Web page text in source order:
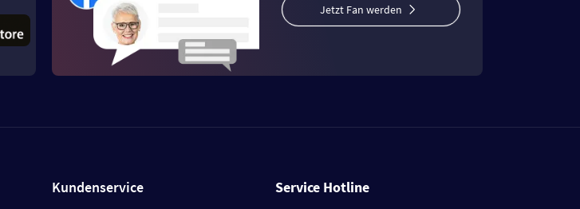
Jetzt Fan werden
Kundenservice Service Hotline